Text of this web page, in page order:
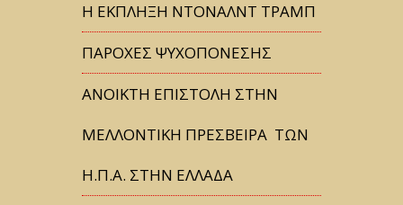
Η ΕΚΠΛΗΞΗ ΝΤΟΝΑΛΝΤ ΤΡΑΜΠ
ΠΑΡΟΧΕΣ ΨΥΧΟΠΟΝΕΣΗΣ
ΑΝΟΙΚΤΗ ΕΠΙΣΤΟΛΗ ΣΤΗΝ
ΜΕΛΛΟΝΤΙΚΗ ΠΡΕΣΒΕΙΡΑ ΤΩΝ
Η.Π.Α. ΣΤΗΝ ΕΛΛΑΔΑ